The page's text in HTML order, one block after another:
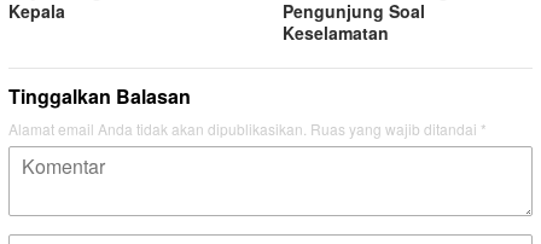
Kepala
Pengunjung Soal
Keselamatan
Tinggalkan Balasan
Alamat email Anda tidak akan dipublikasikan. Ruas yang wajib ditandai *